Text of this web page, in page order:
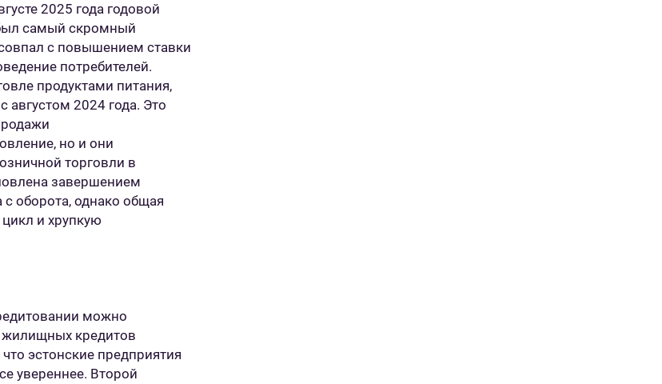
2025 года годовой
был самый скромный
с повышением ставки
потребителей.
продуктами питания,
августом 2024 года. Это
но и они
торговли в
завершением
оборота, однако общая
и хрупкую
можно
жилищных кредитов
эстонские предприятия
увереннее. Второй